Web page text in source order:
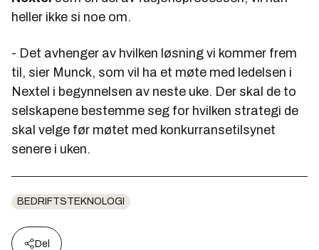
heller ikke si noe om.
- Det avhenger av hvilken løsning vi kommer frem
til, sier Munck, som vil ha et møte med ledelsen i
Nextel i begynnelsen av neste uke. Der skal de to
selskapene bestemme seg for hvilken strategi de
skal velge før møtet med konkurransetilsynet
senere i uken.
BEDRIFTSTEKNOLOGI
Del